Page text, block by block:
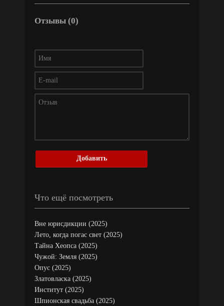
Отзывы (0)
Добавить
Что ещё посмотреть
Вне юрисдикции (2025)
Лето, когда погас свет (2025)
Тайна Хеопса (2025)
Чужой: Земля (2025)
Опус (2025)
Златовласка (2025)
Институт (2025)
Шпионская свадьба (2025)